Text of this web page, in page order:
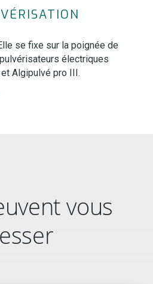
se fixe sur la poignée de
électriques
Algipulvé pro III.
vous